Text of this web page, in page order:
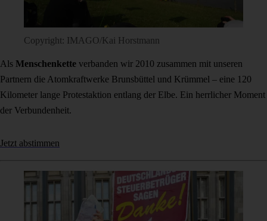
Copyright: IMAGO/Kai Horstmann
Als Menschenkette verbanden wir 2010 zusammen mit unseren
Partnern die Atomkraftwerke Brunsbüttel und Krümmel – eine 120
Kilometer lange Protestaktion entlang der Elbe. Ein herrlicher Moment
der Verbundenheit.
Jetzt abstimmen